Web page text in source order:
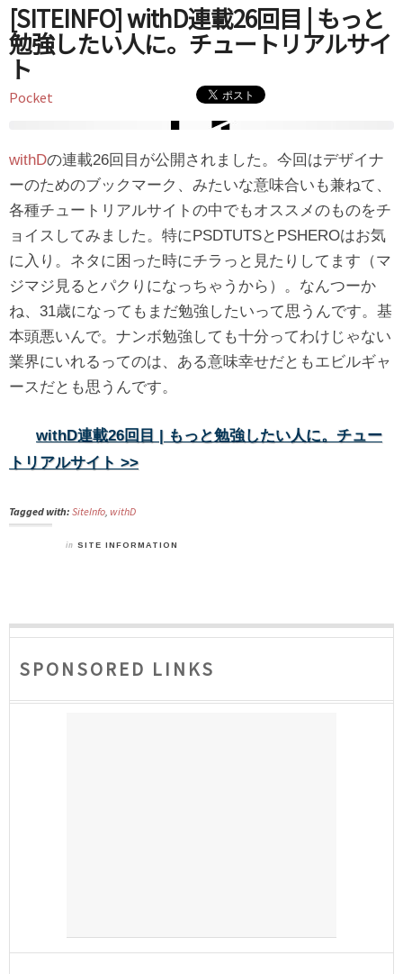
[SITEINFO] withD連載26回目 | もっと
勉強したい人に。チュートリアルサイ
ト
Pocket
withDの連載26回目が公開されました。今回はデザイナ
ーのためのブックマーク、みたいな意味合いも兼ねて、
各種チュートリアルサイトの中でもオススメのものをチ
ョイスしてみました。特にPSDTUTSとPSHEROはお気
に入り。ネタに困った時にチラっと見たりしてます（マ
ジマジ見るとパクりになっちゃうから）。なんつーか
ね、31歳になってもまだ勉強したいって思うんです。基
本頭悪いんで。ナンボ勉強しても十分ってわけじゃない
業界にいれるってのは、ある意味幸せだともエビルギャ
ースだとも思うんです。
withD連載26回目 | もっと勉強したい人に。チュー
トリアルサイト >>
Tagged with: SiteInfo, withD
in SITE INFORMATION
SPONSORED LINKS